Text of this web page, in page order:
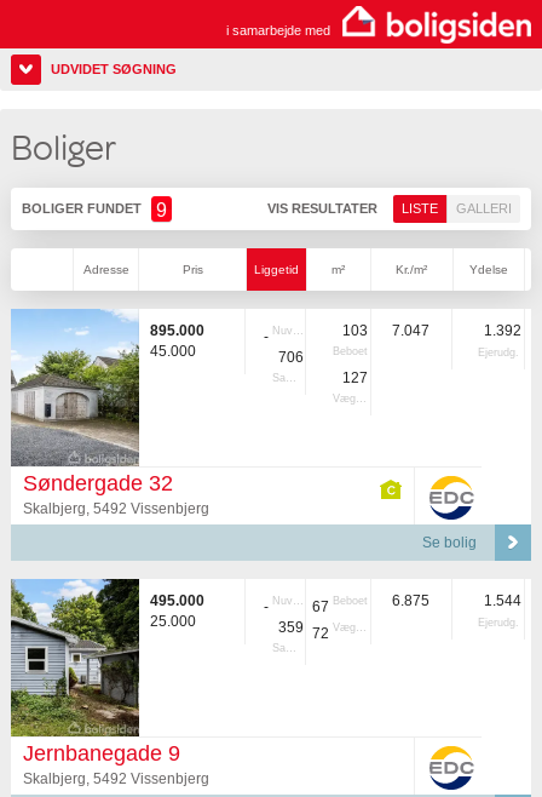
i samarbejde med
UDVIDET SØGNING
Boliger
BOLIGER FUNDET 9 VIS RESULTATER LISTE GALLERI
Adresse Pris Liggetid m² Kr./m² Ydelse
895.000
45.000
- Nuvær.
706
Samlet
103
Beboet
127
Vægtet
7.047 1.392
Ejerudg.
Søndergade 32
Skalbjerg, 5492 Vissenbjerg
Se bolig
495.000
25.000
- Nuvær.
359
Samlet
67 Beboet
72 Vægtet
6.875 1.544
Ejerudg.
Jernbanegade 9
Skalbjerg, 5492 Vissenbjerg